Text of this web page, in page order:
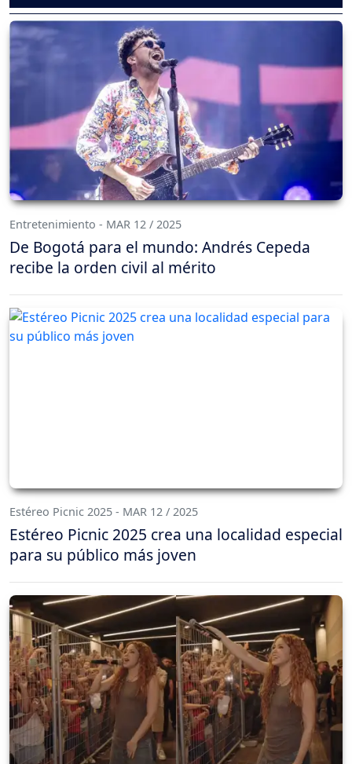
Entretenimiento - MAR 12 / 2025
De Bogotá para el mundo: Andrés Cepeda
recibe la orden civil al mérito
Estéreo Picnic 2025 - MAR 12 / 2025
Estéreo Picnic 2025 crea una localidad especial
para su público más joven